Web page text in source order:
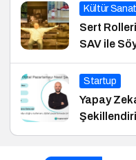
Kültür Sanat
Sert
SAV ile
Startup
Yapay